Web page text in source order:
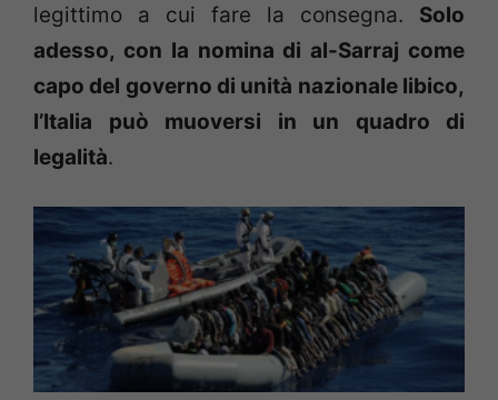
legittimo a cui fare la consegna. Solo
adesso, con la nomina di al-Sarraj come
capo del governo di unità nazionale libico,
l’Italia può muoversi in un quadro di
legalità.